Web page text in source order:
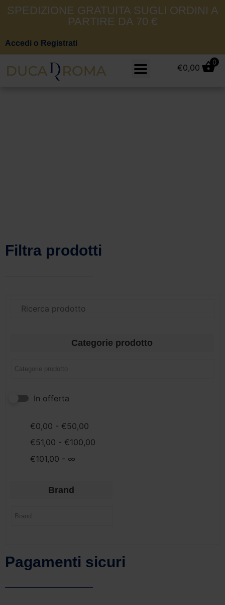
SPEDIZIONE GRATUITA SUGLI ORDINI A
PARTIRE DA 70 €
Accedi o Registrati
€0,00
0
Filtra prodotti
Categorie prodotto
In offerta
€0,00 - €50,00
€51,00 - €100,00
€101,00 - ∞
Brand
Pagamenti sicuri